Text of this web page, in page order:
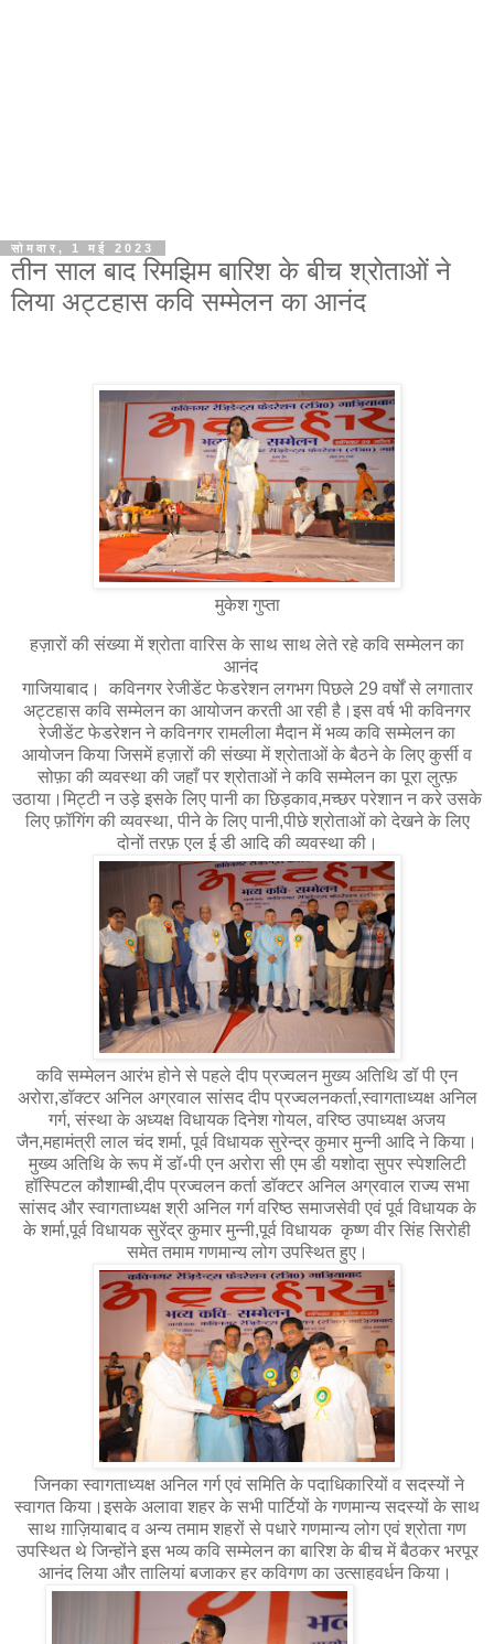
सोमवार, 1 मई 2023
तीन साल बाद रिमझिम बारिश के बीच श्रोताओं ने
लिया अट्टहास कवि सम्मेलन का आनंद
मुकेश गुप्ता
हज़ारों की संख्या में श्रोता वारिस के साथ साथ लेते रहे कवि सम्मेलन का
आनंद
गाजियाबाद। कविनगर रेजीडेंट फेडरेशन लगभग पिछले 29 वर्षों से लगातार
अट्टहास कवि सम्मेलन का आयोजन करती आ रही है।इस वर्ष भी कविनगर
रेजीडेंट फेडरेशन ने कविनगर रामलीला मैदान में भव्य कवि सम्मेलन का
आयोजन किया जिसमें हज़ारों की संख्या में श्रोताओं के बैठने के लिए कुर्सी व
सोफ़ा की व्यवस्था की जहाँ पर श्रोताओं ने कवि सम्मेलन का पूरा लुत्फ़
उठाया।मिट्टी न उड़े इसके लिए पानी का छिड़काव,मच्छर परेशान न करे उसके
लिए फ़ॉगिंग की व्यवस्था, पीने के लिए पानी,पीछे श्रोताओं को देखने के लिए
दोनों तरफ़ एल ई डी आदि की व्यवस्था की।
कवि सम्मेलन आरंभ होने से पहले दीप प्रज्वलन मुख्य अतिथि डॉ पी एन
अरोरा,डॉक्टर अनिल अग्रवाल सांसद दीप प्रज्वलनकर्ता,स्वागताध्यक्ष अनिल
गर्ग, संस्था के अध्यक्ष विधायक दिनेश गोयल, वरिष्ठ उपाध्यक्ष अजय
जैन,महामंत्री लाल चंद शर्मा, पूर्व विधायक सुरेन्द्र कुमार मुन्नी आदि ने किया।
मुख्य अतिथि के रूप में डॉ॰पी एन अरोरा सी एम डी यशोदा सुपर स्पेशलिटी
हॉस्पिटल कौशाम्बी,दीप प्रज्वलन कर्ता डॉक्टर अनिल अग्रवाल राज्य सभा
सांसद और स्वागताध्यक्ष श्री अनिल गर्ग वरिष्ठ समाजसेवी एवं पूर्व विधायक के
के शर्मा,पूर्व विधायक सुरेंद्र कुमार मुन्नी,पूर्व विधायक कृष्ण वीर सिंह सिरोही
समेत तमाम गणमान्य लोग उपस्थित हुए।
जिनका स्वागताध्यक्ष अनिल गर्ग एवं समिति के पदाधिकारियों व सदस्यों ने
स्वागत किया।इसके अलावा शहर के सभी पार्टियों के गणमान्य सदस्यों के साथ
साथ ग़ाज़ियाबाद व अन्य तमाम शहरों से पधारे गणमान्य लोग एवं श्रोता गण
उपस्थित थे जिन्होंने इस भव्य कवि सम्मेलन का बारिश के बीच में बैठकर भरपूर
आनंद लिया और तालियां बजाकर हर कविगण का उत्साहवर्धन किया।